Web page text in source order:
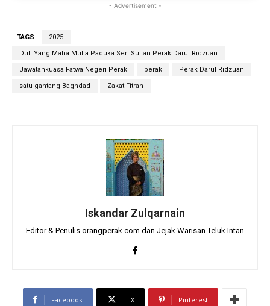
- Advertisement -
TAGS 2025
Duli Yang Maha Mulia Paduka Seri Sultan Perak Darul Ridzuan
Jawatankuasa Fatwa Negeri Perak perak Perak Darul Ridzuan
satu gantang Baghdad Zakat Fitrah
Iskandar Zulqarnain
Editor & Penulis orangperak.com dan Jejak Warisan Teluk Intan
Facebook X Pinterest